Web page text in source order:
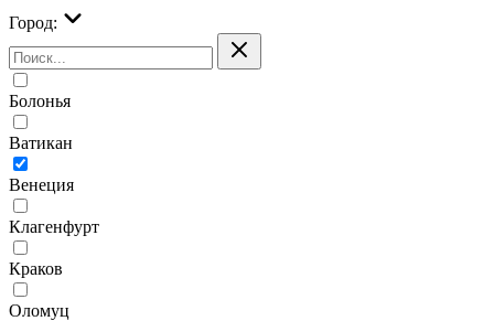
Город:
Болонья
Ватикан
Венеция
Клагенфурт
Краков
Оломуц